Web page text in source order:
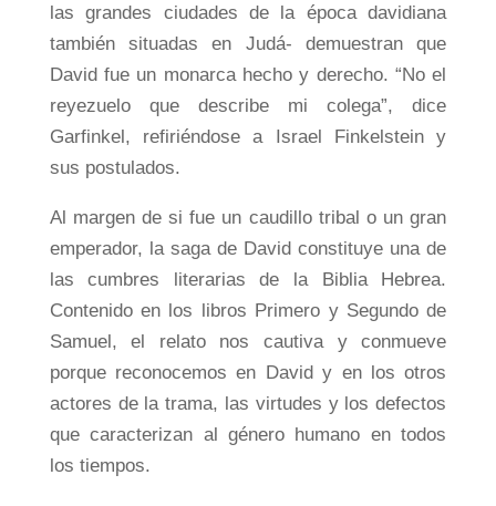
las grandes ciudades de la época davidiana
también situadas en Judá- demuestran que
David fue un monarca hecho y derecho. “No el
reyezuelo que describe mi colega”, dice
Garfinkel, refiriéndose a Israel Finkelstein y
sus postulados.
Al margen de si fue un caudillo tribal o un gran
emperador, la saga de David constituye una de
las cumbres literarias de la Biblia Hebrea.
Contenido en los libros Primero y Segundo de
Samuel, el relato nos cautiva y conmueve
porque reconocemos en David y en los otros
actores de la trama, las virtudes y los defectos
que caracterizan al género humano en todos
los tiempos.